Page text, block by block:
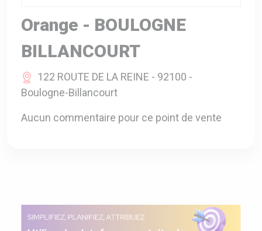
Orange - BOULOGNE
BILLANCOURT
122 ROUTE DE LA REINE - 92100 -
Boulogne-Billancourt
Aucun commentaire pour ce point de vente